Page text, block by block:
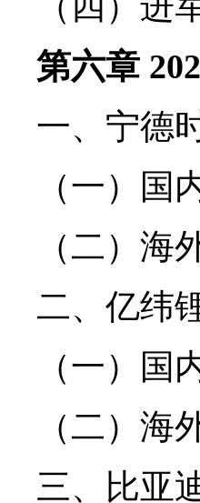
第六章
一、宁德
（一）国
（二）海
二、亿纬
（一）国
（二）海
三、比亚